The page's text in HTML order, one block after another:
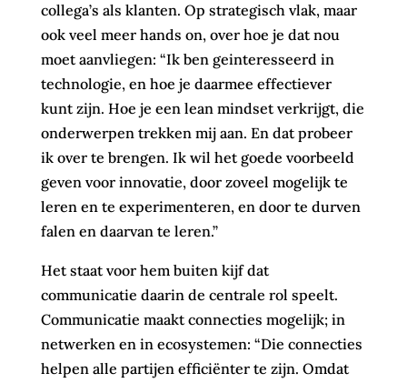
collega’s als klanten. Op strategisch vlak, maar
ook veel meer hands on, over hoe je dat nou
moet aanvliegen: “Ik ben geinteresseerd in
technologie, en hoe je daarmee effectiever
kunt zijn. Hoe je een lean mindset verkrijgt, die
onderwerpen trekken mij aan. En dat probeer
ik over te brengen. Ik wil het goede voorbeeld
geven voor innovatie, door zoveel mogelijk te
leren en te experimenteren, en door te durven
falen en daarvan te leren.”
Het staat voor hem buiten kijf dat
communicatie daarin de centrale rol speelt.
Communicatie maakt connecties mogelijk; in
netwerken en in ecosystemen: “Die connecties
helpen alle partijen efficiënter te zijn. Omdat